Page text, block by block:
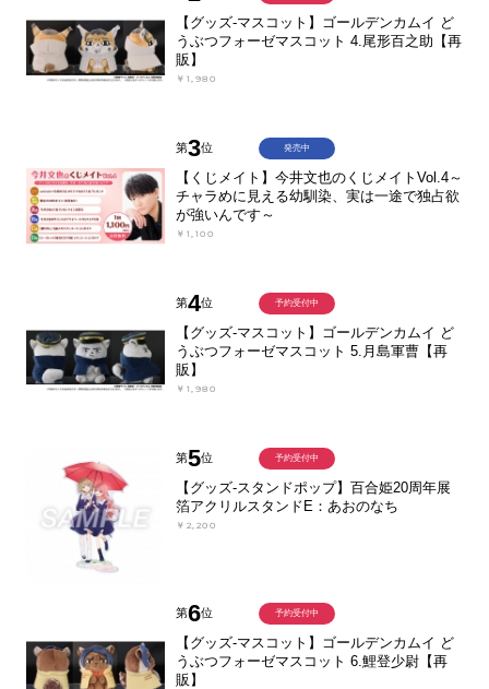
【グッズ-マスコット】ゴールデンカムイ ど
うぶつフォーゼマスコット 4.尾形百之助【再
販】
￥1,980
第3位
【くじメイト】今井文也のくじメイトVol.4～
チャラめに見える幼馴染、実は一途で独占欲
が強いんです～
￥1,100
発売中
第4位
【グッズ-マスコット】ゴールデンカムイ ど
うぶつフォーゼマスコット 5.月島軍曹【再
販】
￥1,980
予約受付中
第5位
【グッズ-スタンドポップ】百合姫20周年展
箔アクリルスタンドE：あおのなち
￥2,200
予約受付中
第6位
【グッズ-マスコット】ゴールデンカムイ ど
うぶつフォーゼマスコット 6.鯉登少尉【再
販】
予約受付中